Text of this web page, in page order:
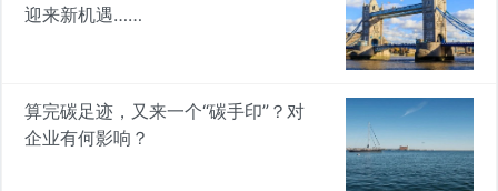
迎来新机遇……
算完碳足迹，又来一个“碳手印”？对
企业有何影响？